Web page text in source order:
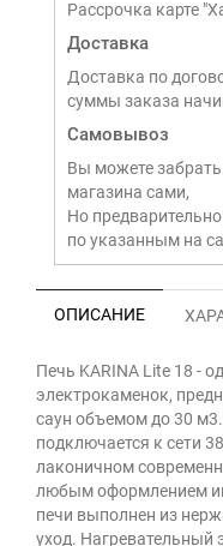
Рассрочка карте
Доставка
Доставка по
суммы заказа
Самовывоз
Вы можете
магазина сами,
Но
по указанным на
ОПИСАНИЕ
Печь KARINA Lite 18 -
электрокаменок,
саун объемом до 30
подключается к сети
лаконичном
любым оформлением
печи выполнен из
уход. Нагревательный